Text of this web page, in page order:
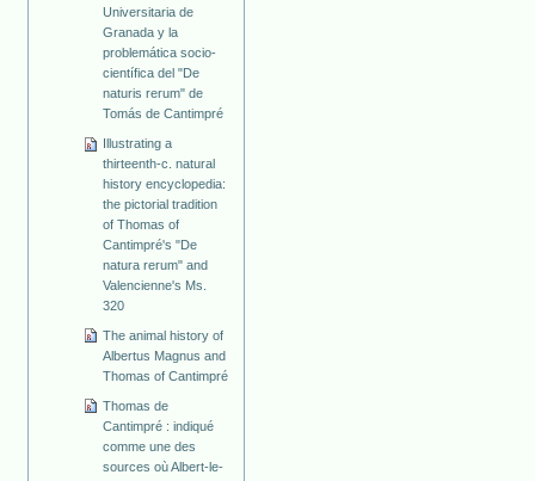
Universitaria de
Granada y la
problemática socio-
científica del "De
naturis rerum" de
Tomás de Cantimpré
Illustrating a
thirteenth-c. natural
history encyclopedia:
the pictorial tradition
of Thomas of
Cantimpré's "De
natura rerum" and
Valencienne's Ms.
320
The animal history of
Albertus Magnus and
Thomas of Cantimpré
Thomas de
Cantimpré : indiqué
comme une des
sources où Albert-le-